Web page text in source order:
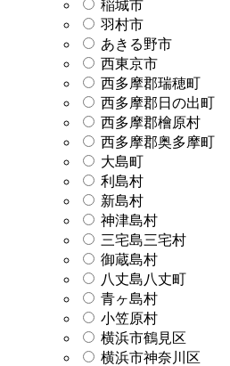
稲城市
羽村市
あきる野市
西東京市
西多摩郡瑞穂町
西多摩郡日の出町
西多摩郡檜原村
西多摩郡奥多摩町
大島町
利島村
新島村
神津島村
三宅島三宅村
御蔵島村
八丈島八丈町
青ヶ島村
小笠原村
横浜市鶴見区
横浜市神奈川区